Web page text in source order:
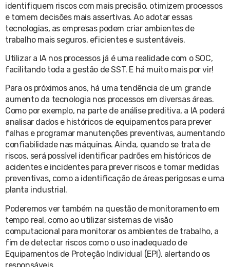
identifiquem riscos com mais precisão, otimizem processos
e tomem decisões mais assertivas. Ao adotar essas
tecnologias, as empresas podem criar ambientes de
trabalho mais seguros, eficientes e sustentáveis.
Utilizar a IA nos processos já é uma realidade com o SOC,
facilitando toda a gestão de SST. E há muito mais por vir!
Para os próximos anos, há uma tendência de um grande
aumento da tecnologia nos processos em diversas áreas.
Como por exemplo, na parte de análise preditiva, a IA poderá
analisar dados e históricos de equipamentos para prever
falhas e programar manutenções preventivas, aumentando
confiabilidade nas máquinas. Ainda, quando se trata de
riscos, será possível identificar padrões em históricos de
acidentes e incidentes para prever riscos e tomar medidas
preventivas, como a identificação de áreas perigosas e uma
planta industrial.
Poderemos ver também na questão de monitoramento em
tempo real, como ao utilizar sistemas de visão
computacional para monitorar os ambientes de trabalho, a
fim de detectar riscos como o uso inadequado de
Equipamentos de Proteção Individual (EPI), alertando os